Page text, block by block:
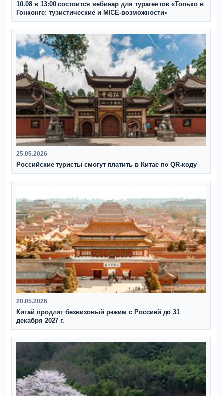
10.08 в 13:00 состоится вебинар для турагентов «Только в
Гонконге: туристические и MICE-возможности»
25.05.2026
Российские туристы смогут платить в Китае по QR‑коду
20.05.2026
Китай продлит безвизовый режим с Россией до 31
декабря 2027 г.